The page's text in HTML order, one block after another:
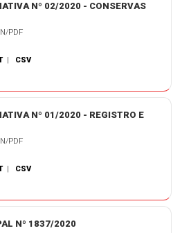
Nº 02/2020 - CONSERVAS
PDF
| CSV
Nº 01/2020 - REGISTRO E
PDF
| CSV
Nº 1837/2020